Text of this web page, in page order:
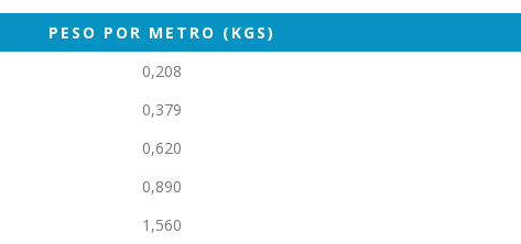
PESO POR METRO (KGS)
0,208
0,379
0,620
0,890
1,560